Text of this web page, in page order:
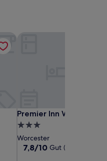
Premier Inn Worcester
Premier Inn Worcester
3.0-
Sterne-
Unterkunft
Worcester
7.8
7,8/10 Gut (8